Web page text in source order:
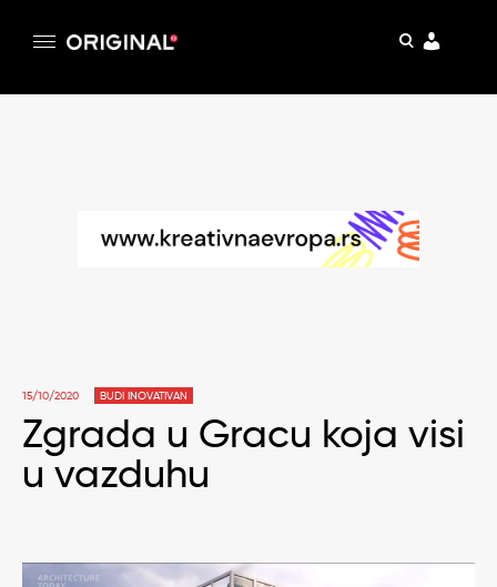
pretraga
15/10/2020 BUDI INOVATIVAN
Zgrada u Gracu koja visi
u vazduhu